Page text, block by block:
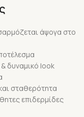
άψογα στο
δυναμικό look
σταθερότητα
επιδερμίδες